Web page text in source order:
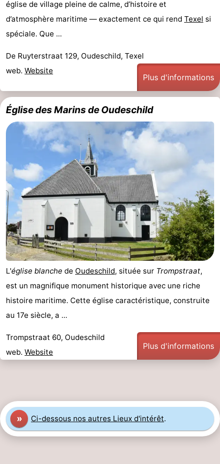
église de village pleine de calme, d’histoire et
d’atmosphère maritime — exactement ce qui rend Texel si
spéciale. Que ...
De Ruyterstraat 129, Oudeschild, Texel
web. Website
Plus d'informations
Église des Marins de Oudeschild
L'église blanche de Oudeschild, située sur Trompstraat,
est un magnifique monument historique avec une riche
histoire maritime. Cette église caractéristique, construite
au 17e siècle, a ...
Trompstraat 60, Oudeschild
web. Website
Plus d'informations
» Ci-dessous nos autres Lieux d'intérêt.